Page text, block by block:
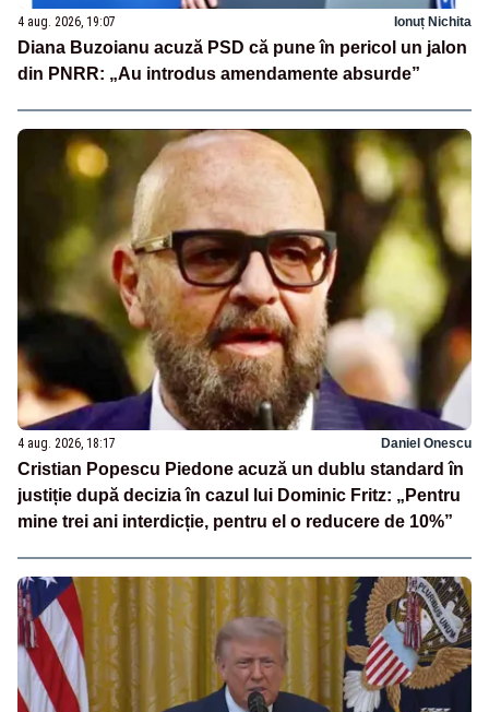
4 aug. 2026, 19:07 Ionuț Nichita
Diana Buzoianu acuză PSD că pune în pericol un jalon
din PNRR: „Au introdus amendamente absurde”
4 aug. 2026, 18:17 Daniel Onescu
Cristian Popescu Piedone acuză un dublu standard în
justiție după decizia în cazul lui Dominic Fritz: „Pentru
mine trei ani interdicție, pentru el o reducere de 10%”